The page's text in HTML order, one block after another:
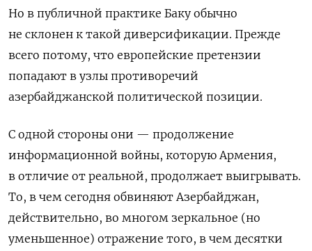
Но в публичной практике Баку обычно
не склонен к такой диверсификации. Прежде
всего потому, что европейские претензии
попадают в узлы противоречий
азербайджанской политической позиции.
С одной стороны они — продолжение
информационной войны, которую Армения,
в отличие от реальной, продолжает выигрывать.
То, в чем сегодня обвиняют Азербайджан,
действительно, во многом зеркальное (но
уменьшенное) отражение того, в чем десятки